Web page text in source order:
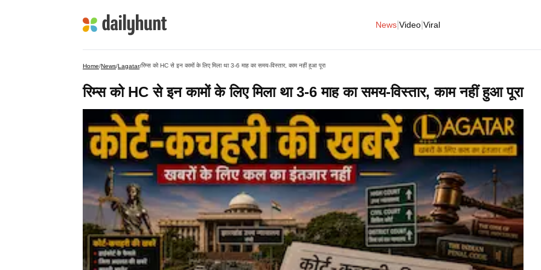
News Video Viral
Home/News/Lagatar/रिम्स को HC से इन कामों के लिए मिला था 3-6 माह का समय-विस्तार, काम नहीं हुआ पूरा
रिम्स को HC से इन कामों के लिए मिला था 3-6 माह का समय-विस्तार, काम नहीं हुआ पूरा